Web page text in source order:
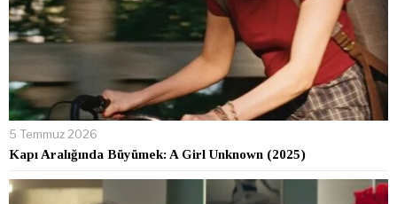
5 Temmuz 2026
Kapı Aralığında Büyümek: A Girl Unknown (2025)